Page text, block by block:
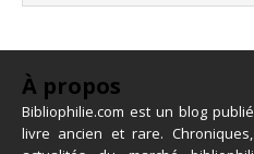
À propos
Bibliophilie.com est un blog
livre ancien et rare.